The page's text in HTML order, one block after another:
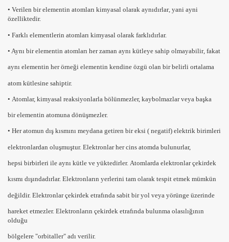
• Verilen birelementin atomları kimyasal olarak aynıdırlar, yani ayni
özelliktedir.
• Farklı elementlerin atomları kimyasal olarak farklıdırlar.
• Aynı bir elementin atomları her zaman aynı kütleye sahip olmayabilir, fakat
aynı elementin her örneği elementin kendine özgü olan bir belirli ortalama
atom kütlesine sahiptir.
• Atomlar, kimyasal reaksiyonlarla bölünmezler, kaybolmazlarveya başka
bir elementin atomuna dönüşmezler.
• Her atomun dış kısmını meydana getiren bir eksi ( negatif) elektrik birimleri
elektronlardan oluşmuştur. Elektronlar her cins atomda bulunurlar,
hepsi birbirleri ile aynı kütle ve yüktedirler. Atomlarda elektronlar çekirdek
kısmı dışındadırlar. Elektronların yerlerini tam olarak tespit etmek mümkün
değildir. Elektronlar çekirdek etrafında sabit bir yol veya yörünge üzerinde
hareket etmezler. Elektronların çekirdek etrafında bulunma olasılığının
olduğu
bölgelere "orbitaller" adı verilir.